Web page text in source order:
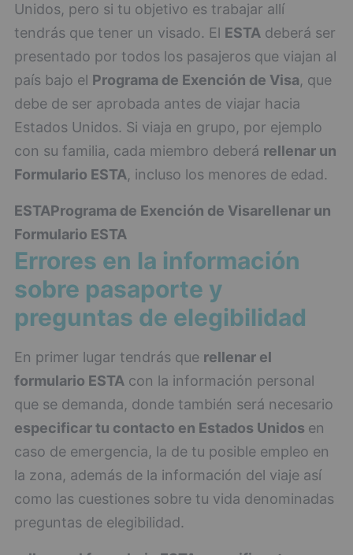
Unidos, pero si tu objetivo es trabajar allí
tendrás que tener un visado. El ESTA deberá ser
presentado por todos los pasajeros que viajan al
país bajo el Programa de Exención de Visa, que
debe de ser aprobada antes de viajar hacia
Estados Unidos. Si viaja en grupo, por ejemplo
con su familia, cada miembro deberá rellenar un
Formulario ESTA, incluso los menores de edad.
ESTAPrograma de Exención de Visarellenar un
Formulario ESTA
Errores en la información
sobre pasaporte y
preguntas de elegibilidad
En primer lugar tendrás que rellenar el
formulario ESTA con la información personal
que se demanda, donde también será necesario
especificar tu contacto en Estados Unidos en
caso de emergencia, la de tu posible empleo en
la zona, además de la información del viaje así
como las cuestiones sobre tu vida denominadas
preguntas de elegibilidad.